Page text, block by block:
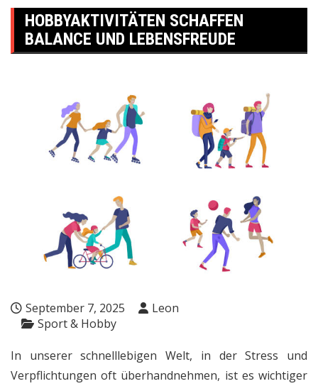
HOBBYAKTIVITÄTEN SCHAFFEN
BALANCE UND LEBENSFREUDE
September 7, 2025
Leon
Sport & Hobby
In unserer schnelllebigen Welt, in der Stress und
Verpflichtungen oft überhandnehmen, ist es wichtiger